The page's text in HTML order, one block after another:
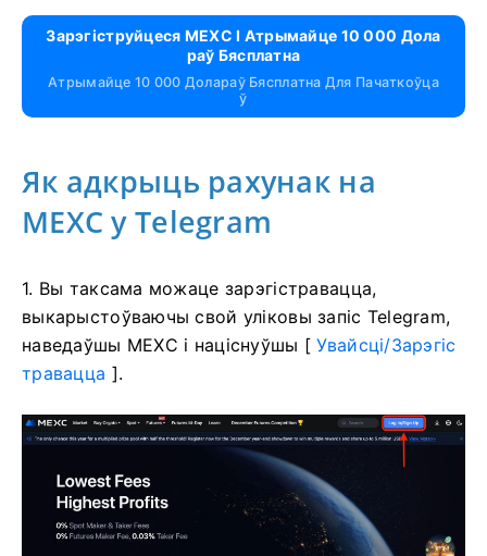
Зарэгіструйцеся MEXC І Атрымайце 10 000 Дола
Раў Бясплатна
Атрымайце 10 000 Долараў Бясплатна Для Пачаткоўца
Ў
Як адкрыць рахунак на
MEXC у Telegram
1. Вы таксама можаце зарэгістравацца,
выкарыстоўваючы свой уліковы запіс Telegram,
наведаўшы MEXC і націснуўшы [Увайсці/Зарэгіс
травацца ].